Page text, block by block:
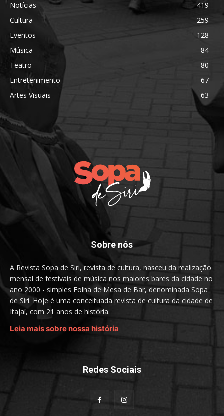
Notícias
419
Cultura
259
Eventos
128
Música
84
Teatro
80
Entretenimento
67
Artes Visuais
63
Sobre nós
A Revista Sopa de Siri, revista de cultura, nasceu da realização
mensal de festivais de música nos maiores bares da cidade no
ano 2000 - simples Folha de Mesa de Bar, denominada Sopa
de Siri. Hoje é uma conceituada revista de cultura da cidade de
Itajaí, com 21 anos de história.
Leia mais sobre nossa história
Redes Sociais